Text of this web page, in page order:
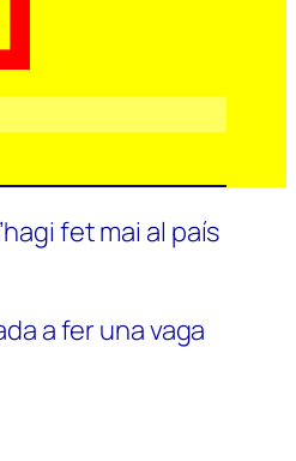
fet mai al país
a fer una vaga